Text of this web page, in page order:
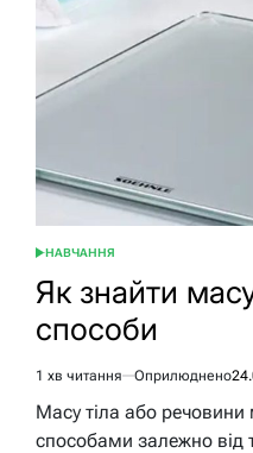
ОПУБЛІКУВАТИ
НАВЧАННЯ
Як знайти
способи
Орієнтовний
час
читання
1 хв читання Оприлюднено
Масу тіла або
способами залежно від